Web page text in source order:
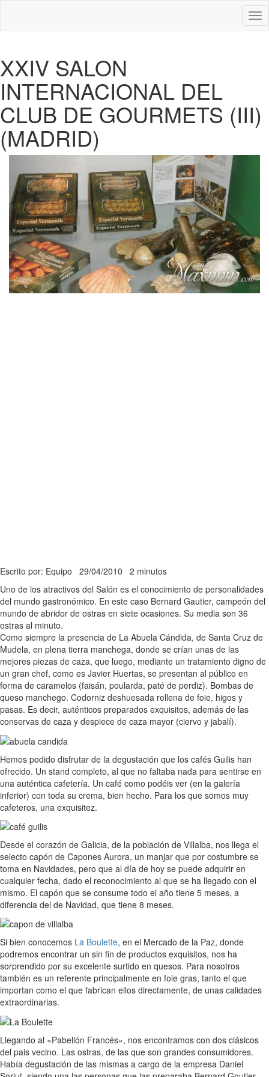
XXIV SALON
INTERNACIONAL DEL
CLUB DE GOURMETS (III)
(MADRID)
Escrito por: Equipo 29/04/2010 2 minutos
Uno de los atractivos del Salón es el conocimiento de personalidades
del mundo gastronómico. En este caso Bernard Gautier, campeón del
mundo de abridor de ostras en siete ocasiones. Su media son 36
ostras al minuto.
Como siempre la presencia de La Abuela Cándida, de Santa Cruz de
Mudela, en plena tierra manchega, donde se crían unas de las
mejores piezas de caza, que luego, mediante un tratamiento digno de
un gran chef, como es Javier Huertas, se presentan al público en
forma de caramelos (faisán, poularda, paté de perdiz). Bombas de
queso manchego. Codorniz deshuesada rellena de foie, higos y
pasas. Es decir, auténticos preparados exquisitos, además de las
conservas de caza y despiece de caza mayor (ciervo y jabalí).
Hemos podido disfrutar de la degustación que los cafés Guilis han
ofrecido. Un stand completo, al que no faltaba nada para sentirse en
una auténtica cafetería. Un café como podéis ver (en la galería
inferior) con toda su crema, bien hecho. Para los que somos muy
cafeteros, una exquisitez.
Desde el corazón de Galicia, de la población de Villalba, nos llega el
selecto capón de Capones Aurora, un manjar que por costumbre se
toma en Navidades, pero que al día de hoy se puede adquirir en
cualquier fecha, dado el reconocimiento al que se ha llegado con el
mismo. El capón que se consume todo el año tiene 5 meses, a
diferencia del de Navidad, que tiene 8 meses.
Si bien conocemos La Boulette, en el Mercado de la Paz, donde
podremos encontrar un sin fin de productos exquisitos, nos ha
sorprendido por su excelente surtido en quesos. Para nosotros
también es un referente principalmente en foie gras, tanto el que
importan como el que fabrican ellos directamente, de unas calidades
extraordinarias.
Llegando al «Pabellón Francés», nos encontramos con dos clásicos
del pais vecino. Las ostras, de las que son grandes consumidores.
Había degustación de las mismas a cargo de la empresa Daniel